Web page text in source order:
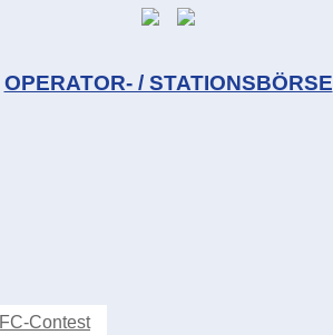
OPERATOR- / STATIONSBÖRSE
FC-Contest